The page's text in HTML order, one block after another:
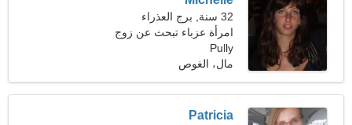
32 سنة, برج العذراء
امرأة عزباء تبحث عن زوج
37-39
Pully
مال، الغوص
Patricia